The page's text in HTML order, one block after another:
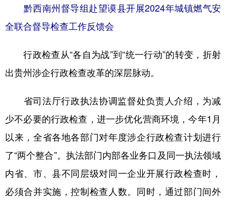
English Español Français عربى
Deutsch Português
黔西南州督导组赴望谟县开展2024年城镇燃气安
全联合督导检查工作反馈会
行政检查从“各自为战”到“统一行动”的转变，折射
出贵州涉企行政检查改革的深层脉动。
省司法厅行政执法协调监督处负责人介绍，为减
少不必要的行政检查，进一步优化营商环境，今年1月
以来，全省各地各部门对年度涉企行政检查计划进行
了“两个整合”。执法部门内部各业务口及同一执法领域
内省、市、县不同层级对同一企业开展行政检查时，
必须合并实施，控制检查人数。同时，通过部门间外